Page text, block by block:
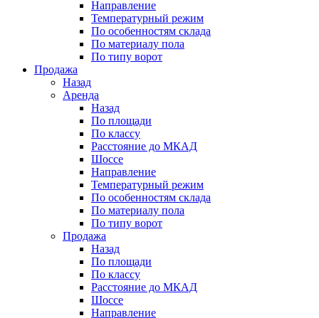
Направление
Температурный режим
По особенностям склада
По материалу пола
По типу ворот
Продажа
Назад
Аренда
Назад
По площади
По классу
Расстояние до МКАД
Шоссе
Направление
Температурный режим
По особенностям склада
По материалу пола
По типу ворот
Продажа
Назад
По площади
По классу
Расстояние до МКАД
Шоссе
Направление